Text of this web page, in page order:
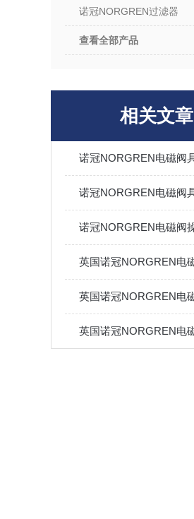
诺冠NORGREN过滤器
查看全部产品
相关文章